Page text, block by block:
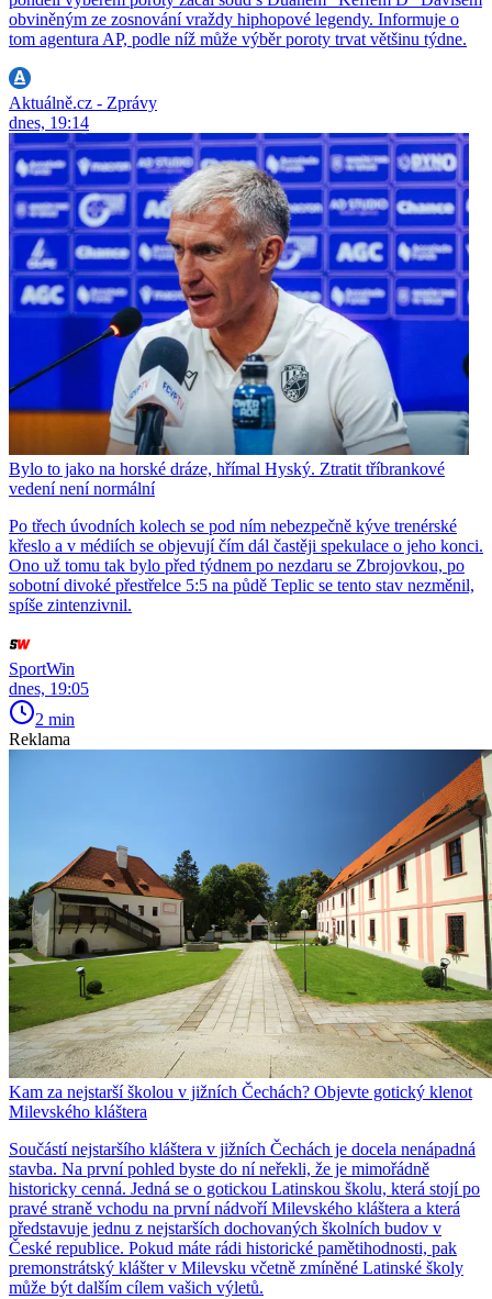
obviněným ze zosnování vraždy hiphopové legendy. Informuje o
tom agentura AP, podle níž může výběr poroty trvat většinu týdne.
Aktuálně.cz - Zprávy
dnes, 19:14
Bylo to jako na horské dráze, hřímal Hyský. Ztratit tříbrankové
vedení není normální
Po třech úvodních kolech se pod ním nebezpečně kýve trenérské
křeslo a v médiích se objevují čím dál častěji spekulace o jeho konci.
Ono už tomu tak bylo před týdnem po nezdaru se Zbrojovkou, po
sobotní divoké přestřelce 5:5 na půdě Teplic se tento stav nezměnil,
spíše zintenzivnil.
SportWin
dnes, 19:05
2 min
Reklama
Kam za nejstarší školou v jižních Čechách? Objevte gotický klenot
Milevského kláštera
Součástí nejstaršího kláštera v jižních Čechách je docela nenápadná
stavba. Na první pohled byste do ní neřekli, že je mimořádně
historicky cenná. Jedná se o gotickou Latinskou školu, která stojí po
pravé straně vchodu na první nádvoří Milevského kláštera a která
představuje jednu z nejstarších dochovaných školních budov v
České republice. Pokud máte rádi historické pamětihodnosti, pak
premonstrátský klášter v Milevsku včetně zmíněné Latinské školy
může být dalším cílem vašich výletů.